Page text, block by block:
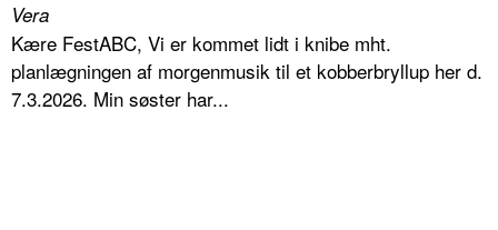
Vera
Kære FestABC, Vi er kommet lidt i knibe mht.
planlægningen af morgenmusik til et kobberbryllup her d.
7.3.2026. Min søster har...